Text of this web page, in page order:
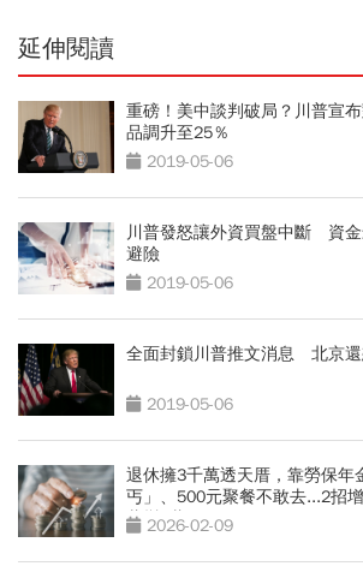
延伸閱讀
重磅！美中談判破局？川普宣
品調升至25％
2019-05-06
川普發怒讓外資買盤中斷 資
避險
2019-05-06
全面封鎖川普推文消息 北京還
2019-05-06
退休擁3千萬透天厝，靠勞保年
丐」、500元聚餐不敢去...2招
萬變7萬」
2026-02-09